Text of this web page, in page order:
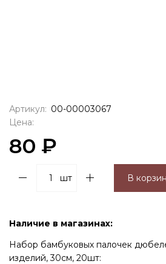
Артикул: 00-00003067
Цена:
80 ₽
шт В
Наличие в магазинах:
Набор бамбуковых палочек
изделий, 30см, 20шт: